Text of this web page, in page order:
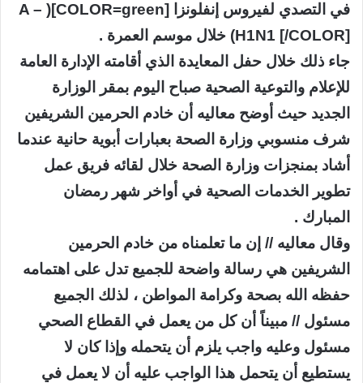
في التصدي لفيروس إنفلونزا [COLOR=green]( A –
H1N1 [/COLOR]) خلال موسم العمرة .
جاء ذلك خلال حفل المعايدة الذي أقامته الإدارة العامة
للإعلام والتوعية الصحية صباح اليوم بمقر الوزارة
الجديد حيث أوضح معاليه أن خادم الحرمين الشريفين
شرف منسوبي وزارة الصحة بعبارات أبوية حانية عندما
أشاد بمنجزات وزارة الصحة خلال لقائه فريق عمل
تطوير الخدمات الصحية في أواخر شهر رمضان
المبارك .
وقال معاليه // إن ما تعلمناه من خادم الحرمين
الشريفين هي رسالة واضحة للجميع تدل على اهتمامه
حفظه الله بصحة وكرامة المواطن ، لذلك الجميع
مسئول // مبيناً أن كل من يعمل في القطاع الصحي
مسئول وعليه واجب يلزم أن يتحمله وإذا كان لا
يستطيع أن يتحمل هذا الواجب عليه أن لا يعمل في